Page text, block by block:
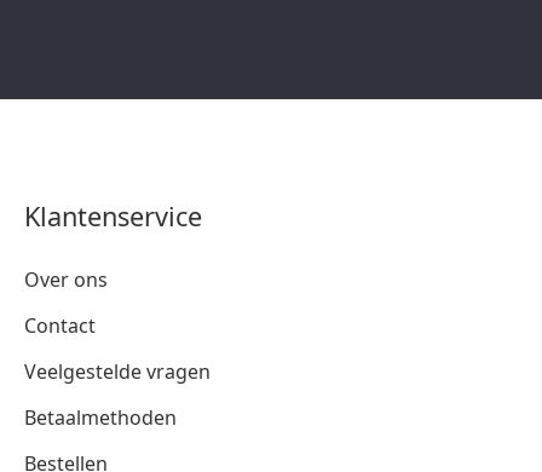
Klantenservice
Over ons
Contact
Veelgestelde vragen
Betaalmethoden
Bestellen